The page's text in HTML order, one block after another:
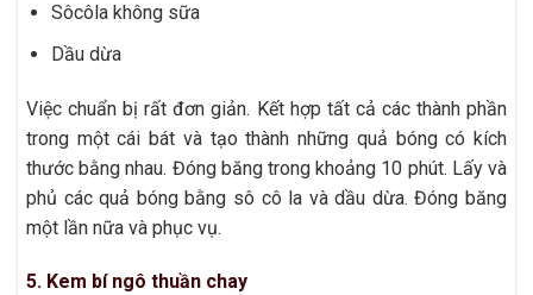
Sôcôla không sữa
Dầu dừa
Việc chuẩn bị rất đơn giản. Kết hợp tất cả các thành phần
trong một cái bát và tạo thành những quả bóng có kích
thước bằng nhau. Đóng băng trong khoảng 10 phút. Lấy và
phủ các quả bóng bằng sô cô la và dầu dừa. Đóng băng
một lần nữa và phục vụ.
5. Kem bí ngô thuần chay